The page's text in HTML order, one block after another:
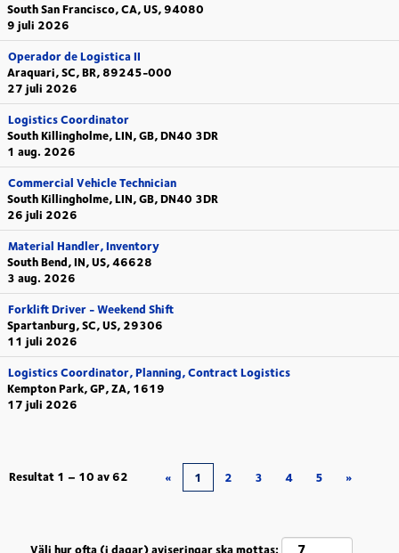
South San Francisco, CA, US, 94080
9 juli 2026
Operador de Logistica II
Araquari, SC, BR, 89245-000
27 juli 2026
Logistics Coordinator
South Killingholme, LIN, GB, DN40 3DR
1 aug. 2026
Commercial Vehicle Technician
South Killingholme, LIN, GB, DN40 3DR
26 juli 2026
Material Handler, Inventory
South Bend, IN, US, 46628
3 aug. 2026
Forklift Driver - Weekend Shift
Spartanburg, SC, US, 29306
11 juli 2026
Logistics Coordinator, Planning, Contract Logistics
Kempton Park, GP, ZA, 1619
17 juli 2026
Resultat 1 – 10 av62 « 1 2 3 4 5 »
Välj hur ofta (i dagar) aviseringar ska mottas: